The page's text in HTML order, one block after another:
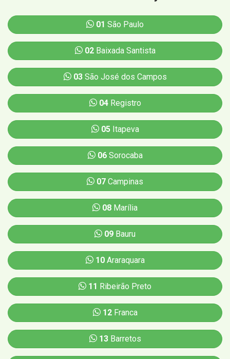
01 São Paulo
02Baixada Santista
03São José dos Campos
04Registro
05Itapeva
06Sorocaba
07 Campinas
08 Marília
09 Bauru
10Araraquara
11 Ribeirão Preto
12Franca
13Barretos